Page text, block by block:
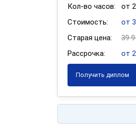
Кол-во часов:
от
Стоимость:
от
Старая цена:
39
Рассрочка:
от
Получить диплом